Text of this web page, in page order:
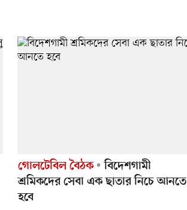
গোলটেবিল বৈঠক
বিদেশগামী
শ্রমিকদের সেবা এক ছাতার নিচে আনতে
হবে